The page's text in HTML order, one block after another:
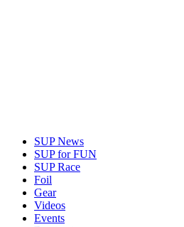
SUP News
SUP for FUN
SUP Race
Foil
Gear
Videos
Events